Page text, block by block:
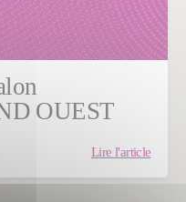
OUEST
Lire l'article